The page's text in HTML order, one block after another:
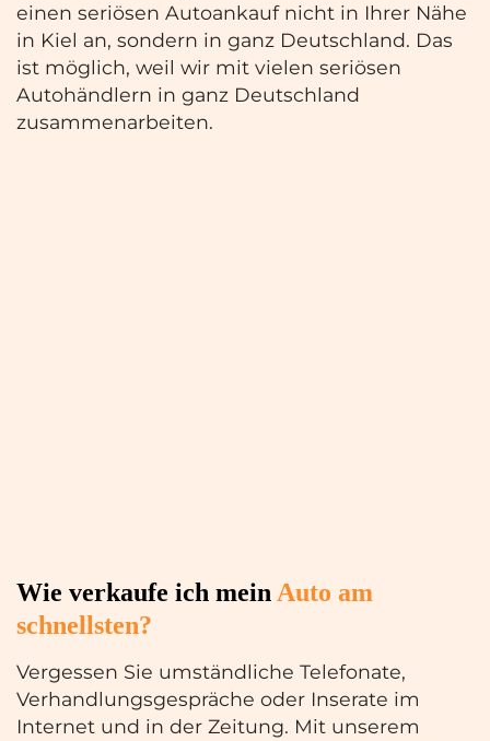
einen seriösen Autoankauf nicht in Ihrer Nähe
in Kiel an, sondern in ganz Deutschland. Das
ist möglich, weil wir mit vielen seriösen
Autohändlern in ganz Deutschland
zusammenarbeiten.
Wie verkaufe ich mein Auto am
schnellsten?
Vergessen Sie umständliche Telefonate,
Verhandlungsgespräche oder Inserate im
Internet und in der Zeitung. Mit unserem